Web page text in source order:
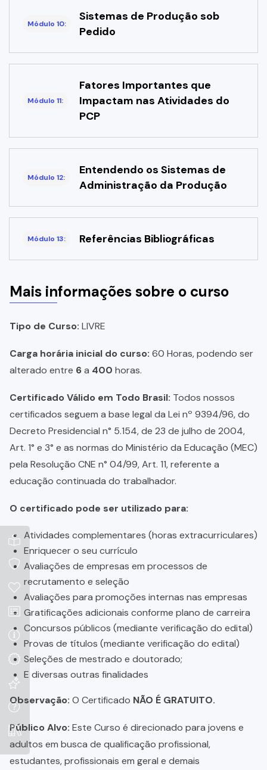
Módulo 10:
Sistemas de Produção sob
Pedido
Módulo 11:
Fatores Importantes que
Impactam nas Atividades do
PCP
Módulo 12:
Entendendo os Sistemas de
Administração da Produção
Módulo 13: Referências Bibliográficas
Mais informações sobre o curso
Tipo de Curso: LIVRE
Carga horária inicial do curso: 60 Horas, podendo ser
alterado entre 6a 400 horas.
Certificado Válido em Todo Brasil: Todos nossos
certificados seguem a base legal da Lei nº 9394/96, do
Decreto Presidencial n° 5.154, de 23 de julho de 2004,
Art. 1° e 3° e as normas do Ministério da Educação (MEC)
pela Resolução CNE n° 04/99, Art. 11, referente a
educação continuada do trabalhador.
O certificado pode ser utilizado para:
Atividades complementares (horas extracurriculares)
Enriquecer o seu currículo
Avaliações de empresas em processos de
recrutamento e seleção
Avaliações para promoções internas nas empresas
Gratificações adicionais conforme plano de carreira
Concursos públicos (mediante verificação do edital)
Provas de títulos (mediante verificação do edital)
Seleções de mestrado e doutorado;
E diversas outras finalidades
Observação: O Certificado NÃO É GRATUITO.
Público Alvo: Este Curso é direcionado para jovens e
adultos em busca de qualificação profissional,
estudantes, profissionais em geral e demais